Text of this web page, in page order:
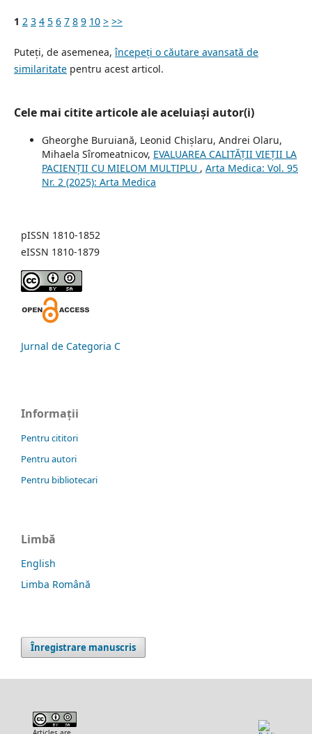
1 2 3 4 5 6 7 8 9 10 > >>
Puteți, de asemenea,începeți o căutare avansată de
similaritatepentru acest articol.
Cele mai citite articole ale aceluiași autor(i)
Gheorghe Buruiană, Leonid Chișlaru, Andrei Olaru,
Mihaela Sîromeatnicov, EVALUAREA CALITĂȚII VIEȚII LA
PACIENȚII CU MIELOM MULTIPLU , Arta Medica: Vol. 95
Nr. 2 (2025): Arta Medica
pISSN 1810-1852
eISSN 1810-1879
Jurnal de Categoria C
Informații
Pentru cititori
Pentru autori
Pentru bibliotecari
Limbă
English
Limba Română
Înregistrare manuscris